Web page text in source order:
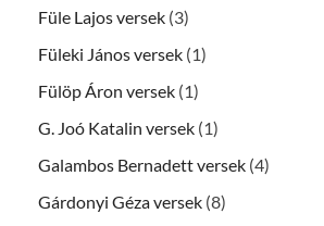
Füle Lajos versek (3)
Füleki János versek (1)
Fülöp Áron versek (1)
G. Joó Katalin versek (1)
Galambos Bernadett versek (4)
Gárdonyi Géza versek (8)